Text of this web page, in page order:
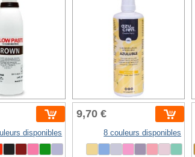
disponibles
9,70 €
8 couleurs disponibles